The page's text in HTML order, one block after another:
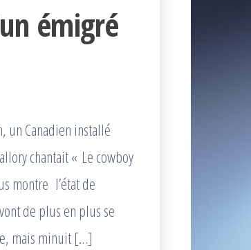
émigré
un Canadien installé
chantait « Le cowboy
montre l’état de
de plus en plus se
mais minuit […]